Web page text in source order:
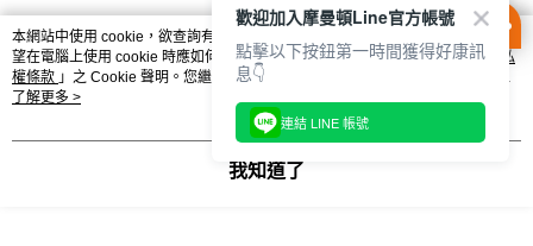
熱門標籤
本網站中使用 cookie，欲查詢有關本網站使用 cookie 方式之詳情，及若您不希
望在電腦上使用 cookie 時應如何變更電腦的 cookie 設定，請參閱本網站「
隱私
權條款 」之 Cookie 聲明。您繼續使用本網站即表示您同意本公司得按本網站使
用條款之 Cookie 聲明使用 cookie。
了解更多 >
我知道了
歡迎加入摩曼頓Line官方帳號
點擊以下按鈕第一時間獲得好康訊
息👇
連結 LINE 帳號